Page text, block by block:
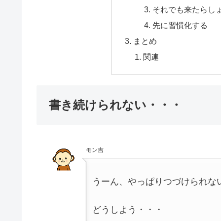
それでも来たらし
先に習慣化する
まとめ
関連
書き続けられない・・・
モン吉
うーん、やっぱりつづけられな
どうしよう・・・